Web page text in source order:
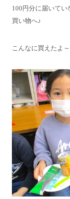
100円分に届いて
買い物へ♪
こんなに買えたよ～